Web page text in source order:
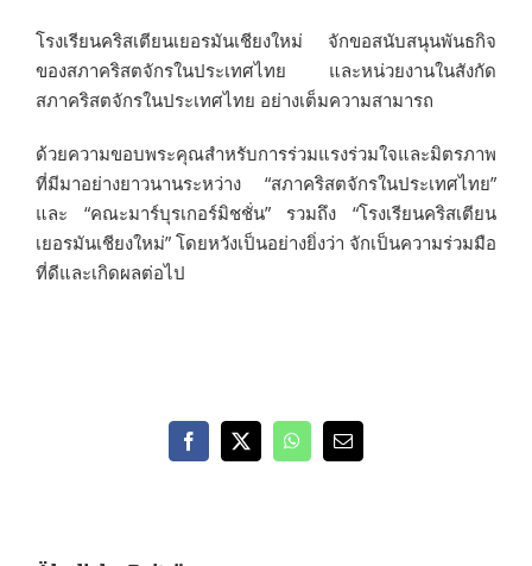
โรงเรียนคริสเตียนเยอรมันเชียงใหม่ จักขอสนับสนุนพันธกิจ
ของสภาคริสตจักรในประเทศไทย และหน่วยงานในสังกัด
สภาคริสตจักรในประเทศไทย อย่างเต็มความสามารถ
ด้วยความขอบพระคุณสำหรับการร่วมแรงร่วมใจและมิตรภาพ
ที่มีมาอย่างยาวนานระหว่าง “สภาคริสตจักรในประเทศไทย”
และ “คณะมาร์บุรเกอร์มิชชั่น” รวมถึง “โรงเรียนคริสเตียน
เยอรมันเชียงใหม่” โดยหวังเป็นอย่างยิ่งว่า จักเป็นความร่วมมือ
ที่ดีและเกิดผลต่อไป
Facebook
X WhatsApp
E-
Mail